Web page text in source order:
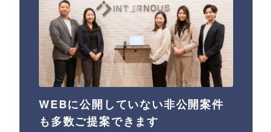
WEBに公開していない非公開案件
も多数ご提案できます